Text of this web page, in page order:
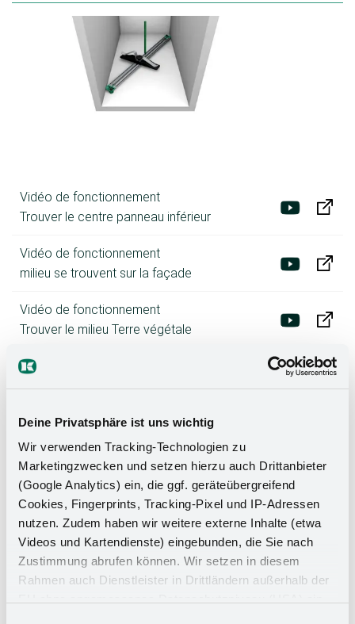
Deine Privatsphäre ist uns wichtig
Wir verwenden Tracking-Technologien zu
Marketingzwecken und setzen hierzu auch Drittanbieter
(Google Analytics) ein, die ggf. geräteübergreifend
Cookies, Fingerprints, Tracking-Pixel und IP-Adressen
nutzen. Zudem haben wir weitere externe Inhalte (etwa
Videos und Kartendienste) eingebunden, die Sie nach
Zustimmung abrufen können. Wir setzen in diesem
Rahmen auch Dienstleister in Drittländern außerhalb der
Vidéo de fonctionnement
Trouver le centre panneau inférieur
Vidéo de fonctionnement
milieu se trouvent sur la façade
Vidéo de fonctionnement
Trouver le milieu Terre végétale
Vidéo de fonctionnement
Centre trouvé pour différentes largeurs
Diverses vidéos de